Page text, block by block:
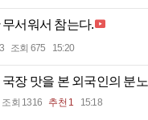
서워서 참는다.
조회 675 15:20
국장 맛을 본 외국인의 분노
조회 1316 추천 1 15:18